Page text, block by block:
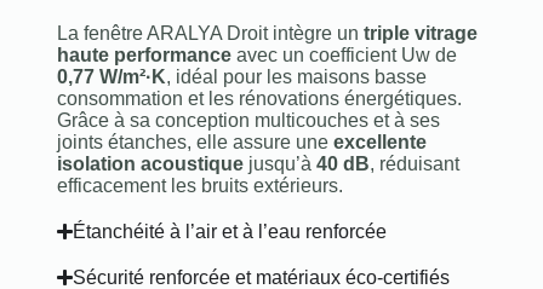
La fenêtre ARALYA Droit intègre un triple vitrage
haute performanceavec un coefficient Uw de
0,77 W/m²·K, idéal pour les maisons basse
consommation et les rénovations énergétiques.
Grâce à sa conception multicouches et à ses
joints étanches, elle assure une excellente
isolation acoustiquejusqu’à 40 dB, réduisant
efficacement les bruits extérieurs.
Étanchéité à l’air et à l’eau renforcée
Sécurité renforcée et matériaux éco-certifiés